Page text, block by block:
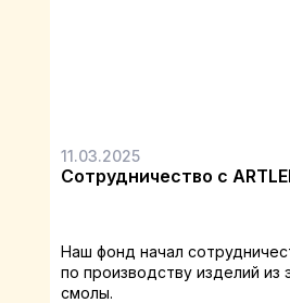
11.03.2025
Сотрудничество с
Наш фонд начал
по производству изделий из
смолы.